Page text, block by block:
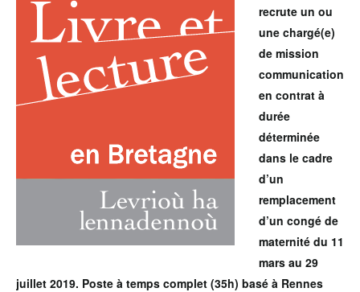
recrute un ou
une chargé(e)
de mission
communication
en contrat à
durée
déterminée
dans le cadre
d’un
remplacement
d’un congé de
maternité du 11
mars au 29
juillet 2019. Poste à temps complet (35h) basé à Rennes